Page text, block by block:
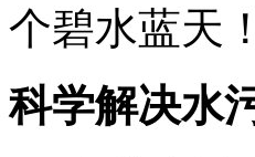
个碧水蓝天！
科学解决水